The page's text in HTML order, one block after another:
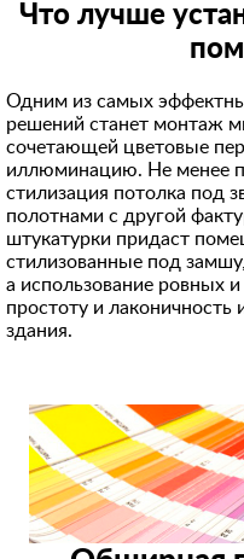
Что лучше
Одним из самых
решений станет монтаж
сочетающей цветовые
иллюминацию. Не менее
стилизация потолка под
полотнами с другой
штукатурки придаст
стилизованные под
а использование ровных
простоту и лаконичность
здания.